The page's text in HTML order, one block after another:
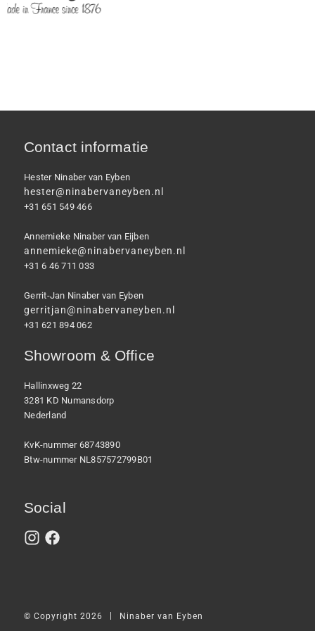
Contact informatie
Hester Ninaber van Eyben
hester@ninabervaneyben.nl
+31 651 549 466
Annemieke Ninaber van Eijben
annemieke@ninabervaneyben.nl
+31 6 46 711 033
Gerrit-Jan Ninaber van Eyben
gerritjan@ninabervaneyben.nl
+31 621 894 062
Showroom & Office
Hallinxweg 22
3281 KD Numansdorp
Nederland
KvK-nummer 68743890
Btw-nummer NL857572799B01
Social
© Copyright 2026 Ninaber van Eyben